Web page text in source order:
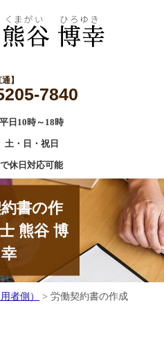
】
7840
平日10時～18時
土・日・祝日
休日対応可能
書の作
熊谷 博
幸
者側） > 労働契約書の作成